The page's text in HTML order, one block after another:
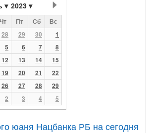
2023
Чт Пт Сб
Вс
28 29 30
1
5 6 7
8
12 13 14
15
19 20 21
22
26 27 28
29
2 3 4 5
юаня Нацбанка РБ на сегодня